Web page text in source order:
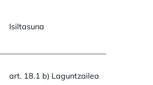
Isiltasuna
art. 18.1 b) Laguntzailea